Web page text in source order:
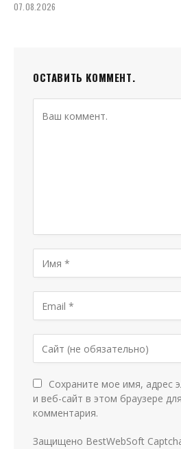
07.08.2026
ОСТАВИТЬ КОММЕНТ.
Сохраните мое имя, адрес
и веб-сайт в этом браузере
комментария.
Защищено BestWebSoft